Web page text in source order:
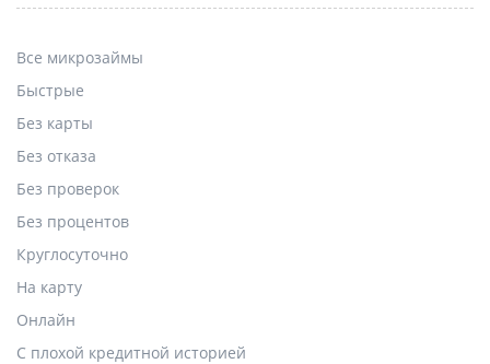
Все микрозаймы
Быстрые
Без карты
Без отказа
Без проверок
Без процентов
Круглосуточно
На карту
Онлайн
С плохой кредитной историей